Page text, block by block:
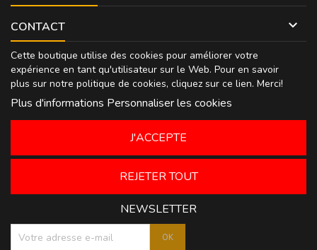
CONTACT 
Cette boutique utilise des cookies pour améliorer votre
expérience en tant qu'utilisateur sur le Web. Pour en savoir
plus sur notre politique de cookies, cliquez sur ce lien. Merci!
Plus d'informations Personnaliser les cookies
REJETER TOUT
J'ACCEPTE
NEWSLETTER